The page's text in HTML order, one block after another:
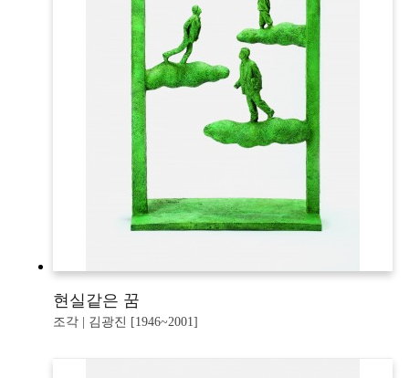
현실같은 꿈
조각 | 김광진 [1946~2001]